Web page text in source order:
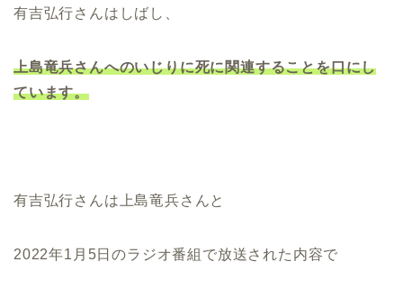
有吉弘行さんはしばし、
上島竜兵さんへのいじりに死に関連することを口にし
ています。
有吉弘行さんは上島竜兵さんと
2022年1月5日のラジオ番組で放送された内容で